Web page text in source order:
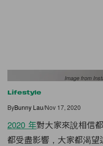
Image from
Lifestyle
ByBunny Lau/Nov 17, 2020
2020 年對大家來說相信
都受盡影響，大家都渴